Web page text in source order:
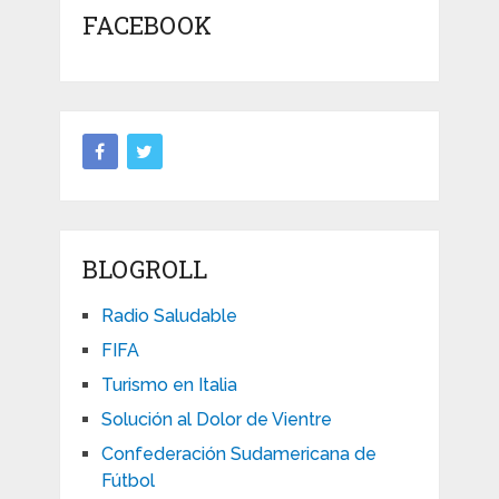
FACEBOOK
BLOGROLL
Radio Saludable
FIFA
Turismo en Italia
Solución al Dolor de Vientre
Confederación Sudamericana de
Fútbol